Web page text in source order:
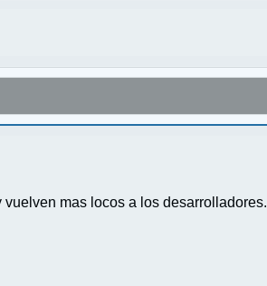
mas locos a los desarrolladores.